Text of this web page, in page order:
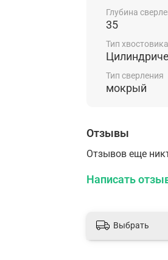
Глубина
35
Тип хвостовика
Тип сверления
мокрый
Отзывы
Отзывов еще
Написать
Выбрать